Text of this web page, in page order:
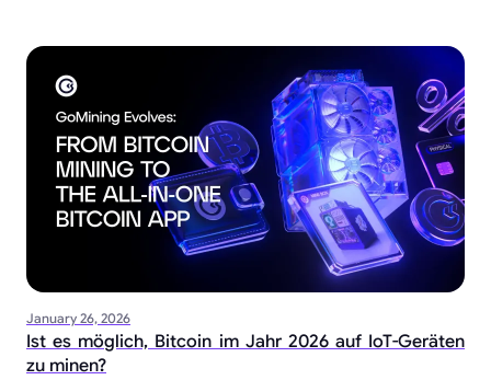
January 26, 2026
Ist es möglich, Bitcoin im Jahr 2026 auf IoT-Geräten
zu minen?